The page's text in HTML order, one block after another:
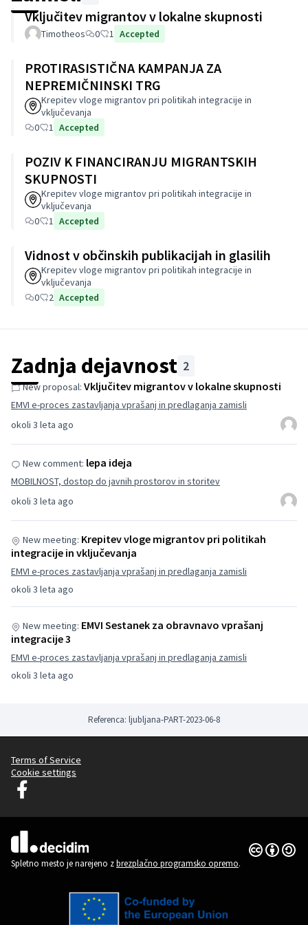
Vključitev migrantov v lokalne skupnosti
Timotheos 0 1 Accepted
PROTIRASISTIČNA KAMPANJA ZA
NEPREMIČNINSKI TRG
Krepitev vloge migrantov pri politikah integracije in
vključevanja
0
1 Accepted
POZIV K FINANCIRANJU MIGRANTSKIH
SKUPNOSTI
Krepitev vloge migrantov pri politikah integracije in
vključevanja
0
1 Accepted
Vidnost v občinskih publikacijah in glasilih
Krepitev vloge migrantov pri politikah integracije in
vključevanja
0
2 Accepted
Zadnja dejavnost 2
okoli 3 leta ago
New proposal: Vključitev migrantov v lokalne skupnosti
EMVI e-proces zastavljanja vprašanj in predlaganja zamisli
okoli 3 leta ago
New comment: lepa ideja
MOBILNOST, dostop do javnih prostorov in storitev
okoli 3 leta ago
New meeting: Krepitev vloge migrantov pri politikah
integracije in vključevanja
EMVI e-proces zastavljanja vprašanj in predlaganja zamisli
okoli 3 leta ago
New meeting: EMVI Sestanek za obravnavo vprašanj
integracije 3
EMVI e-proces zastavljanja vprašanj in predlaganja zamisli
Referenca: ljubljana-PART-2023-06-8
Terms of Service
Cookie settings
Decidim Ljubljana na Facebooku
(Zunanja povezava)
Spletno mesto je narejeno zbrezplačno programsko opremo.
Dovoljenja
(Zunanja